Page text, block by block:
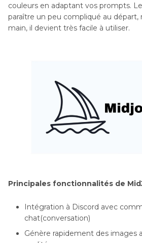
couleurs en adaptant vos prompts.
paraître un peu compliqué au départ,
main, il devient très facile à utiliser.
Principales fonctionnalités de
Intégration à Discord avec
chat(conversation)
Génère rapidement des images